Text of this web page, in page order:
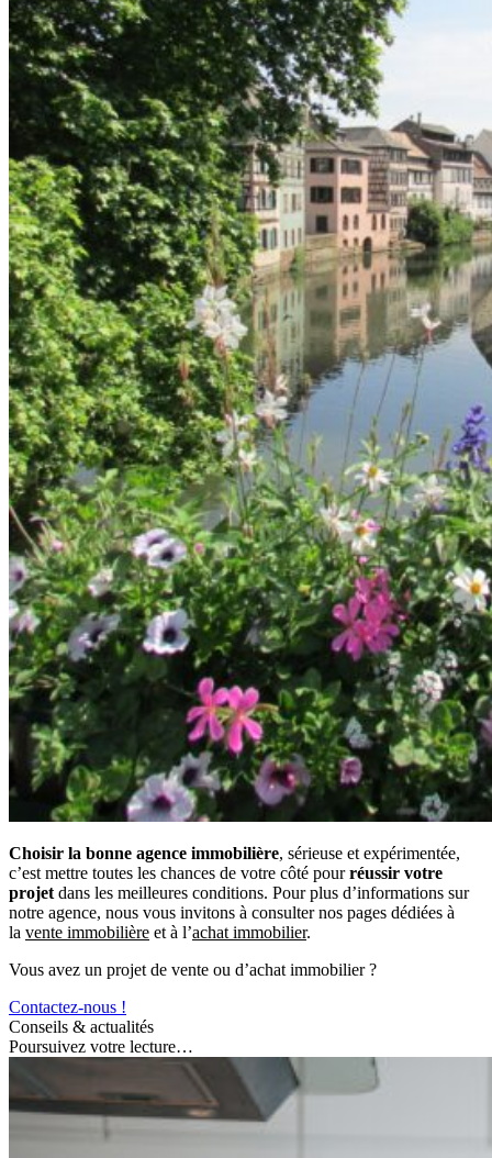
Choisir la bonne agence immobilière, sérieuse et expérimentée,
c’est mettre toutes les chances de votre côté pourréussir votre
projet dans les meilleures conditions. Pour plus d’informations sur
notre agence, nous vous invitons à consulter nos pages dédiées à
la vente immobilière et à l’achat immobilier.
Vous avez un projet de vente ou d’achat immobilier ?
Contactez-nous !
Conseils & actualités
Poursuivez votre lecture…